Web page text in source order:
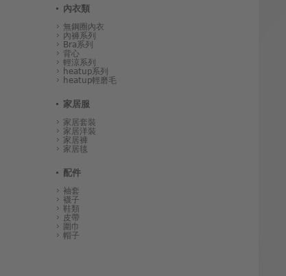
內衣類
無鋼圈內衣
內褲系列
Bra系列
背心
輕涼系列
heatup系列
heatup輕磨毛
家居服
家居套裝
家居洋裝
家居褲
家居毯
配件
袖套
襪子
鞋類
皮帶
圍巾
帽子